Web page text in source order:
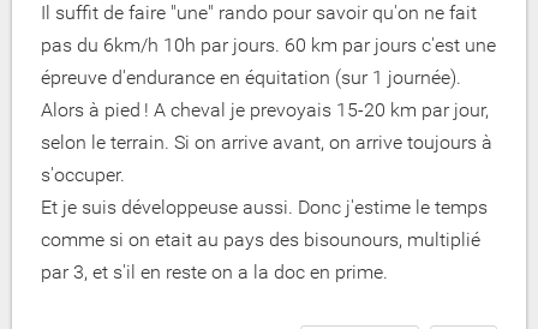
Il suffit de faire "une" rando pour savoir qu'on ne fait
pas du 6km/h 10h par jours. 60 km par jours c'est une
épreuve d'endurance en équitation (sur 1 journée).
Alors à pied ! A cheval je prevoyais 15-20 km par jour,
selon le terrain. Si on arrive avant, on arrive toujours à
s'occuper.
Et je suis développeuse aussi. Donc j'estime le temps
comme si on etait au pays des bisounours, multiplié
par 3, et s'il en reste on a la doc en prime.